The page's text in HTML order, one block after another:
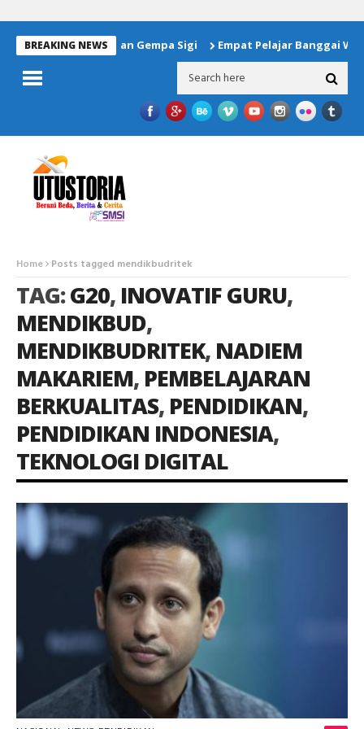
BREAKING NEWS
Untuk Korban Gempa Sigi Empat Pelajar Banggai
Home Posts tagged mendikbudritek
TAG:G20, INOVATIF GURU,
MENDIKBUD,
MENDIKBUDRITEK, NADIEM
MAKARIEM, PEMBELAJARAN
BERKUALITAS, PENDIDIKAN,
PENDIDIKAN INDONESIA,
TEKNOLOGI DIGITAL